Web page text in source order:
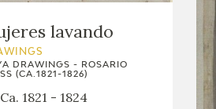
lavando
DRAWINGS - ROSARIO
(CA.1821-1826)
Ca. 1821 - 1824